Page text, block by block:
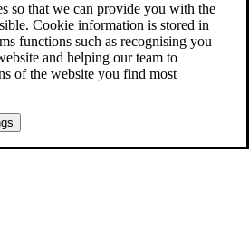
so that we can provide you with the
Cookie information is stored in
functions such as recognising you
and helping our team to
of the website you find most